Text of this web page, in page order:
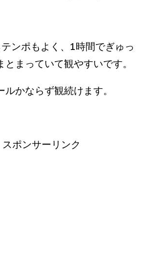
ンポもよく、1時間でぎゅっ
とまっていて観やすいです。
ルかならず観続けます。
スポンサーリンク